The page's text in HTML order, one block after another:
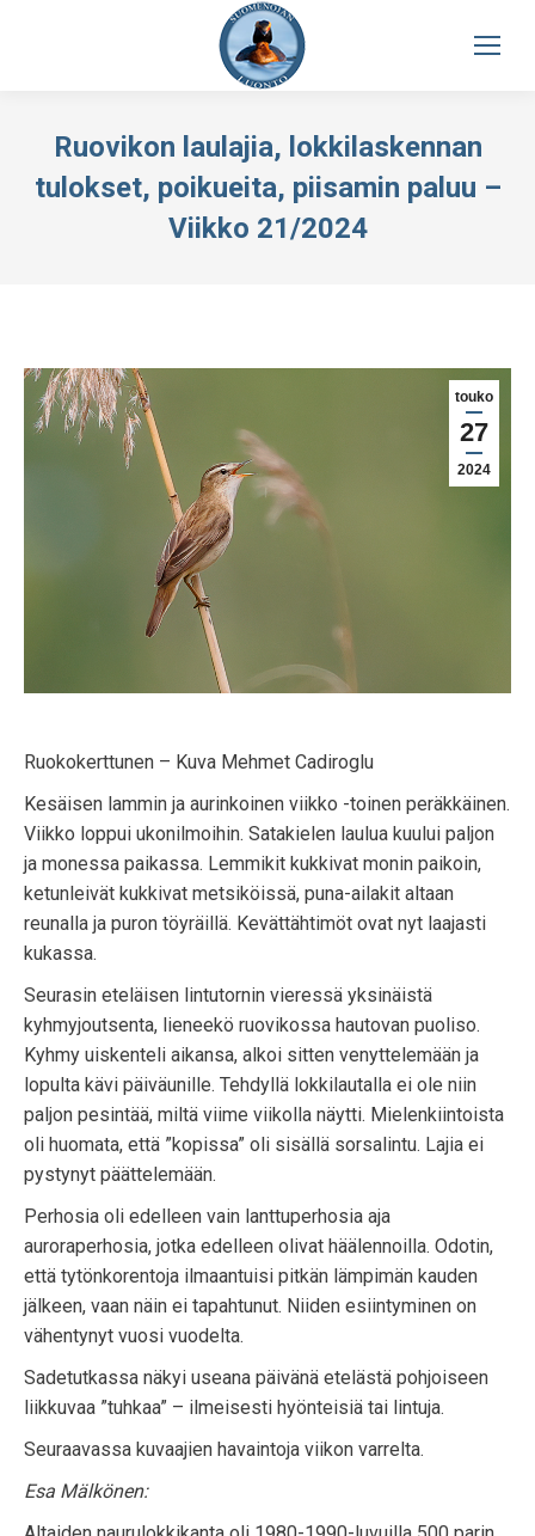
Ruovikon laulajia, lokkilaskennan
tulokset, poikueita, piisamin paluu –
Viikko 21/2024
touko
27
2024
Ruokokerttunen – Kuva Mehmet Cadiroglu
Kesäisen lammin ja aurinkoinen viikko -toinen peräkkäinen.
Viikko loppui ukonilmoihin. Satakielen laulua kuului paljon
ja monessa paikassa. Lemmikit kukkivat monin paikoin,
ketunleivät kukkivat metsiköissä, puna-ailakit altaan
reunalla ja puron töyräillä. Kevättähtimöt ovat nyt laajasti
kukassa.
Seurasin eteläisen lintutornin vieressä yksinäistä
kyhmyjoutsenta, lieneekö ruovikossa hautovan puoliso.
Kyhmy uiskenteli aikansa, alkoi sitten venyttelemään ja
lopulta kävi päiväunille. Tehdyllä lokkilautalla ei ole niin
paljon pesintää, miltä viime viikolla näytti. Mielenkiintoista
oli huomata, että ”kopissa” oli sisällä sorsalintu. Lajia ei
pystynyt päättelemään.
Perhosia oli edelleen vain lanttuperhosia aja
auroraperhosia, jotka edelleen olivat häälennoilla. Odotin,
että tytönkorentoja ilmaantuisi pitkän lämpimän kauden
jälkeen, vaan näin ei tapahtunut. Niiden esiintyminen on
vähentynyt vuosi vuodelta.
Sadetutkassa näkyi useana päivänä etelästä pohjoiseen
liikkuvaa ”tuhkaa” – ilmeisesti hyönteisiä tai lintuja.
Seuraavassa kuvaajien havaintoja viikon varrelta.
Esa Mälkönen: